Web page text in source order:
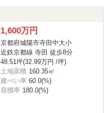
1,600万円
京都府城陽市寺田中大小
近鉄京都線 寺田 徒歩8分
48.51坪(32.99万円 /坪)
土地面積 160.35㎡
建ぺい率 60.0(%)
容積率 180.0(%)